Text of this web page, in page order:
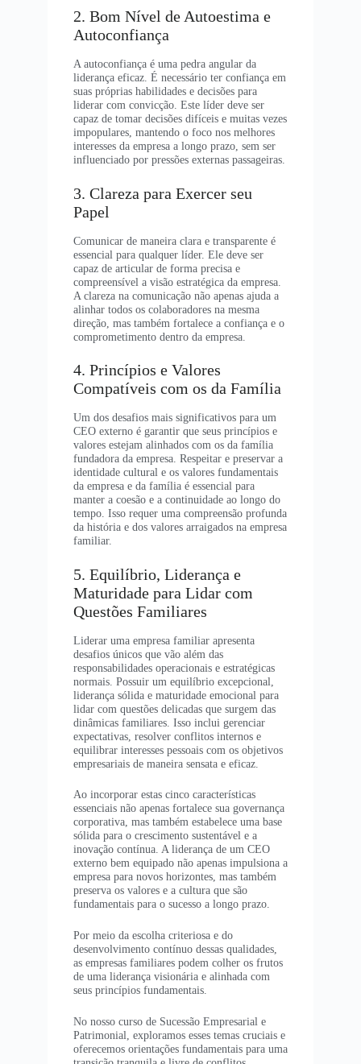
2. Bom Nível de Autoestima e
Autoconfiança
A autoconfiança é uma pedra angular da
liderança eficaz. É necessário ter confiança em
suas próprias habilidades e decisões para
liderar com convicção. Este líder deve ser
capaz de tomar decisões difíceis e muitas vezes
impopulares, mantendo o foco nos melhores
interesses da empresa a longo prazo, sem ser
influenciado por pressões externas passageiras.
3. Clareza para Exercer seu
Papel
Comunicar de maneira clara e transparente é
essencial para qualquer líder. Ele deve ser
capaz de articular de forma precisa e
compreensível a visão estratégica da empresa.
A clareza na comunicação não apenas ajuda a
alinhar todos os colaboradores na mesma
direção, mas também fortalece a confiança e o
comprometimento dentro da empresa.
4. Princípios e Valores
Compatíveis com os da Família
Um dos desafios mais significativos para um
CEO externo é garantir que seus princípios e
valores estejam alinhados com os da família
fundadora da empresa. Respeitar e preservar a
identidade cultural e os valores fundamentais
da empresa e da família é essencial para
manter a coesão e a continuidade ao longo do
tempo. Isso requer uma compreensão profunda
da história e dos valores arraigados na empresa
familiar.
5. Equilíbrio, Liderança e
Maturidade para Lidar com
Questões Familiares
Liderar uma empresa familiar apresenta
desafios únicos que vão além das
responsabilidades operacionais e estratégicas
normais. Possuir um equilíbrio excepcional,
liderança sólida e maturidade emocional para
lidar com questões delicadas que surgem das
dinâmicas familiares. Isso inclui gerenciar
expectativas, resolver conflitos internos e
equilibrar interesses pessoais com os objetivos
empresariais de maneira sensata e eficaz.
Ao incorporar estas cinco características
essenciais não apenas fortalece sua governança
corporativa, mas também estabelece uma base
sólida para o crescimento sustentável e a
inovação contínua. A liderança de um CEO
externo bem equipado não apenas impulsiona a
empresa para novos horizontes, mas também
preserva os valores e a cultura que são
fundamentais para o sucesso a longo prazo.
Por meio da escolha criteriosa e do
desenvolvimento contínuo dessas qualidades,
as empresas familiares podem colher os frutos
de uma liderança visionária e alinhada com
seus princípios fundamentais.
No nosso curso de Sucessão Empresarial e
Patrimonial, exploramos esses temas cruciais e
oferecemos orientações fundamentais para uma